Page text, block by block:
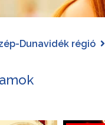
Dunavidék régió